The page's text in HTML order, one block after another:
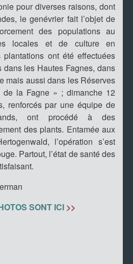
pour diverses raisons, dont
le genévrier fait l’objet de
des populations au
locales et de culture en
plantations ont été effectuées
les Hautes Fagnes, dans
mais aussi dans les Réserves
la Fagne » ; dimanche 12
renforcés par une équipe de
ont procédé à des
des plants. Entamée aux
l’opération s’est
Partout, l’état de santé des
SONT ICI>>